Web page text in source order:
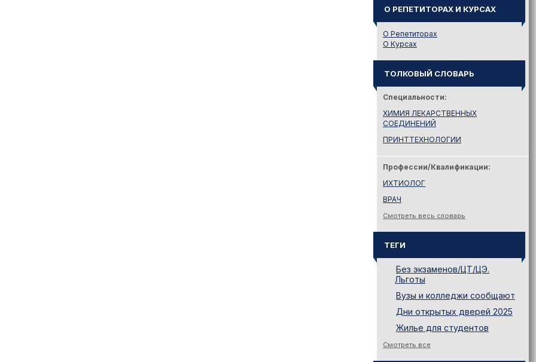
О РЕПЕТИТОРАХ И КУРСАХ
О Репетиторах
О Курсах
ТОЛКОВЫЙ СЛОВАРЬ
Специальности:
ХИМИЯ ЛЕКАРСТВЕННЫХ
СОЕДИНЕНИЙ
ПРИНТТЕХНОЛОГИИ
Профессии/Квалификации:
ИХТИОЛОГ
ВРАЧ
Смотреть весь словарь
ТЕГИ
Без экзаменов/ЦТ/ЦЭ.
Льготы
Вузы и колледжи сообщают
Дни открытых дверей 2025
Жилье для студентов
Законодательство
Иностранному абитуриенту
Смотреть все